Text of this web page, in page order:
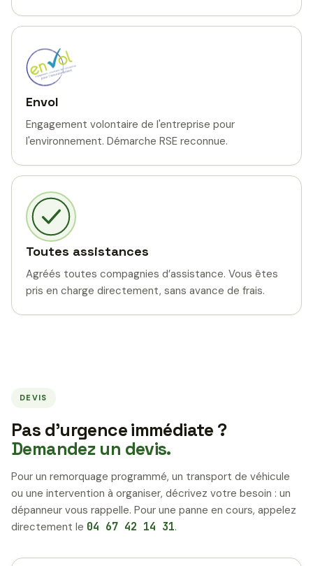
Envol
Engagement volontaire de l'entreprise pour
l'environnement. Démarche RSE reconnue.
Toutes assistances
Agréés toutes compagnies d’assistance. Vous êtes
pris en charge directement, sans avance de frais.
DEVIS
Pas d’urgence immédiate ?
Demandez un devis.
Pour un remorquage programmé, un transport de véhicule
ou une intervention à organiser, décrivez votre besoin : un
dépanneur vous rappelle. Pour une panne en cours, appelez
directement le 04 67 42 14 31.